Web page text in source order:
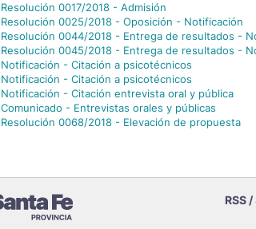
Resolución 0017/2018 - Admisión
Resolución 0025/2018 - Oposición - Notificación
Resolución 0044/2018 - Entrega de resultados -
Resolución 0045/2018 - Entrega de resultados -
Notificación - Citación a psicotécnicos
Notificación - Citación a psicotécnicos
Notificación - Citación entrevista oral y pública
Comunicado - Entrevistas orales y públicas
Resolución 0068/2018 - Elevación de propuesta
RSS